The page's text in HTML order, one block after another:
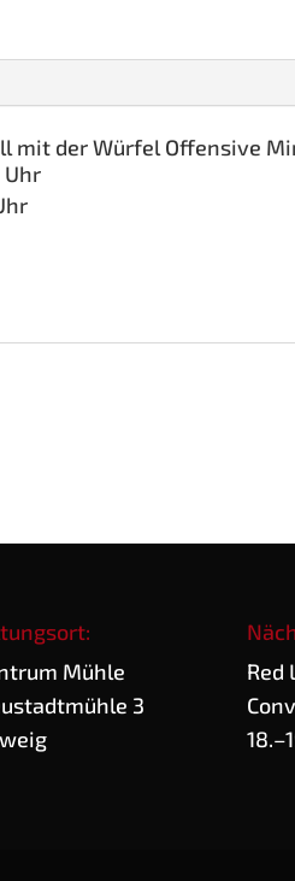
mit der Wür­fel Offen­si­ve
Uhr
Mühle
3
Red